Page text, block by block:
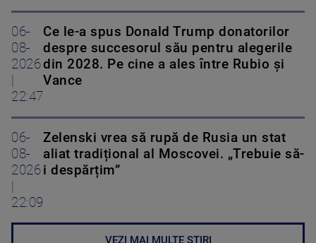
06-
08-
2026
22:47
Ce le-a spus Donald Trump donatorilor
despre succesorul său pentru alegerile
din 2028. Pe cine a ales între Rubio și
Vance
06-
08-
2026
22:09
Zelenski vrea să rupă de Rusia un stat
aliat tradițional al Moscovei. „Trebuie să-
i despărțim”
VEZI MAI MULTE ȘTIRI